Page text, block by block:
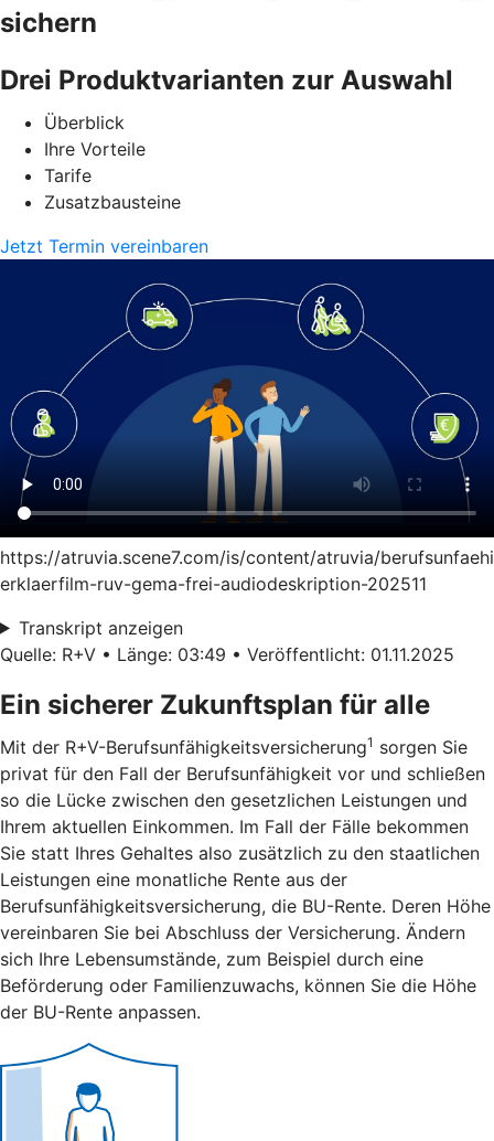
sichern
Drei Produktvarianten zur Auswahl
Überblick
Ihre Vorteile
Tarife
Zusatzbausteine
Jetzt Termin vereinbaren
https://atruvia.scene7.com/is/content/atruvia/
erklaerfilm-ruv-gema-frei-audiodeskription-202511
Transkript anzeigen
Quelle: R+V • Länge: 03:49 • Veröffentlicht: 01.11.2025
Ein sicherer Zukunftsplan für alle
Mit der R+V-Berufsunfähigkeitsversicherung1 sorgen Sie
privat für den Fall der Berufsunfähigkeit vor und schließen
so die Lücke zwischen den gesetzlichen Leistungen und
Ihrem aktuellen Einkommen. Im Fall der Fälle bekommen
Sie statt Ihres Gehaltes also zusätzlich zu den staatlichen
Leistungen eine monatliche Rente aus der
Berufsunfähigkeitsversicherung, die BU-Rente. Deren Höhe
vereinbaren Sie bei Abschluss der Versicherung. Ändern
sich Ihre Lebensumstände, zum Beispiel durch eine
Beförderung oder Familienzuwachs, können Sie die Höhe
der BU-Rente anpassen.